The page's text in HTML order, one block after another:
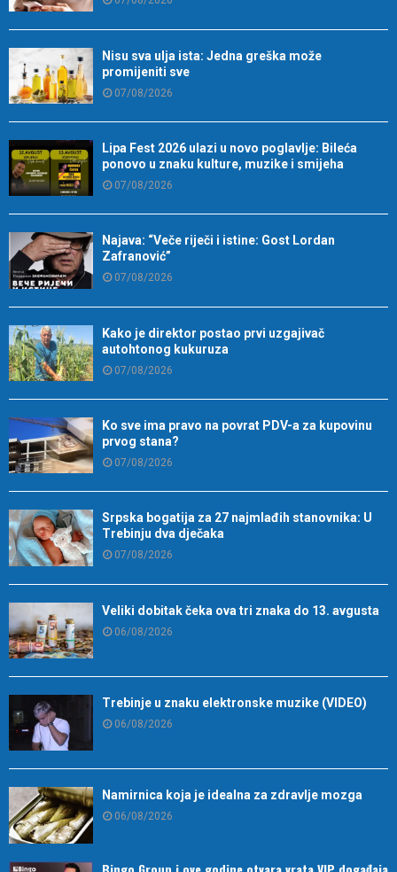
Nisu sva ulja ista: Jedna greška može
promijeniti sve
07/08/2026
Lipa Fest 2026 ulazi u novo poglavlje: Bileća
ponovo u znaku kulture, muzike i smijeha
07/08/2026
Najava: “Veče riječi i istine: Gost Lordan
Zafranović”
07/08/2026
Kako je direktor postao prvi uzgajivač
autohtonog kukuruza
07/08/2026
Ko sve ima pravo na povrat PDV-a za kupovinu
prvog stana?
07/08/2026
Srpska bogatija za 27 najmlađih stanovnika: U
Trebinju dva dječaka
07/08/2026
Veliki dobitak čeka ova tri znaka do 13. avgusta
06/08/2026
Trebinje u znaku elektronske muzike (VIDEO)
06/08/2026
Namirnica koja je idealna za zdravlje mozga
06/08/2026